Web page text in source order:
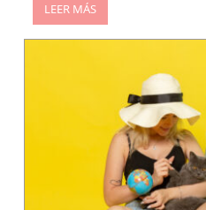
LEER MÁS